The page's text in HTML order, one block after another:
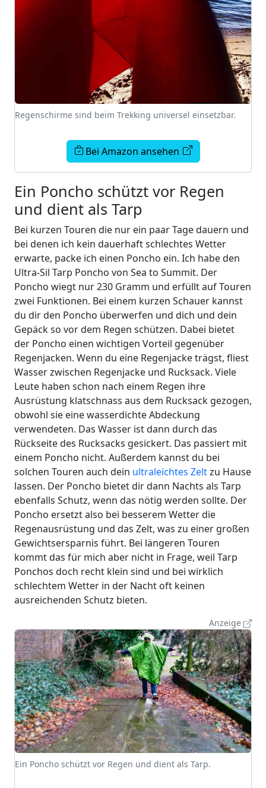
Regenschirme sind beim Trekking universel einsetzbar.
Bei Amazon ansehen
Ein Poncho schützt vor Regen
und dient als Tarp
Bei kurzen Touren die nur ein paar Tage dauern und
bei denen ich kein dauerhaft schlechtes Wetter
erwarte, packe ich einen Poncho ein. Ich habe den
Ultra-Sil Tarp Poncho von Sea to Summit. Der
Poncho wiegt nur 230 Gramm und erfüllt auf Touren
zwei Funktionen. Bei einem kurzen Schauer kannst
du dir den Poncho überwerfen und dich und dein
Gepäck so vor dem Regen schützen. Dabei bietet
der Poncho einen wichtigen Vorteil gegenüber
Regenjacken. Wenn du eine Regenjacke trägst, fliest
Wasser zwischen Regenjacke und Rucksack. Viele
Leute haben schon nach einem Regen ihre
Ausrüstung klatschnass aus dem Rucksack gezogen,
obwohl sie eine wasserdichte Abdeckung
verwendeten. Das Wasser ist dann durch das
Rückseite des Rucksacks gesickert. Das passiert mit
einem Poncho nicht. Außerdem kannst du bei
solchen Touren auch dein ultraleichtes Zeltzu Hause
lassen. Der Poncho bietet dir dann Nachts als Tarp
ebenfalls Schutz, wenn das nötig werden sollte. Der
Poncho ersetzt also bei besserem Wetter die
Regenausrüstung und das Zelt, was zu einer großen
Gewichtsersparnis führt. Bei längeren Touren
kommt das für mich aber nicht in Frage, weil Tarp
Ponchos doch recht klein sind und bei wirklich
schlechtem Wetter in der Nacht oft keinen
ausreichenden Schutz bieten.
Anzeige
Ein Poncho schützt vor Regen und dient als Tarp.